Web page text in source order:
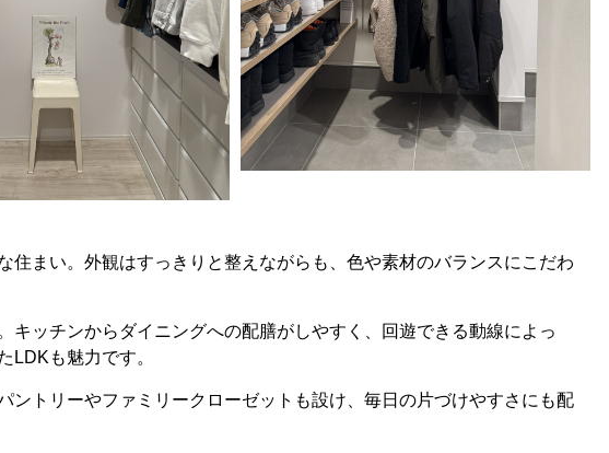
まい。外観はすっきりと整えながらも、色や素材のバランスにこだわ
ッチンからダイニングへの配膳がしやすく、回遊できる動線によっ
LDKも魅力です。
トリーやファミリークローゼットも設け、毎日の片づけやすさにも配